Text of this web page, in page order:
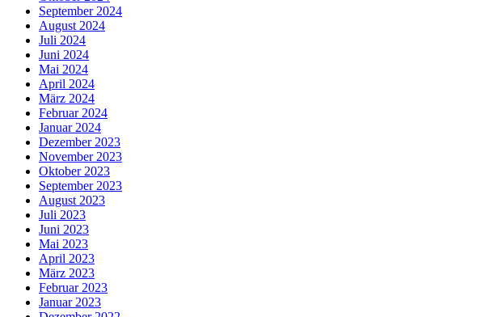
September 2024
August 2024
Juli 2024
Juni 2024
Mai 2024
April 2024
März 2024
Februar 2024
Januar 2024
Dezember 2023
November 2023
Oktober 2023
September 2023
August 2023
Juli 2023
Juni 2023
Mai 2023
April 2023
März 2023
Februar 2023
Januar 2023